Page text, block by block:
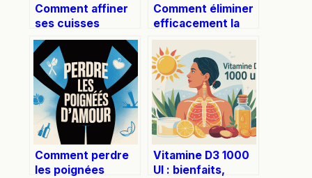
Comment affiner
ses cuisses
durablement et
efficacement
Comment éliminer
efficacement la
graisse stockée :
stratégies et
conseils pratiques
Comment perdre
les poignées
Vitamine D3 1000
UI : bienfaits,